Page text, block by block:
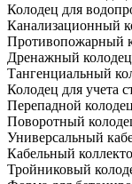
Колодец для
Канализационный
Противопожарный
Дренажный колодец
Тангенциальный
Колодец для учета
Перепадной колодец
Поворотный
Универсальный
Кабельный
Тройниковый